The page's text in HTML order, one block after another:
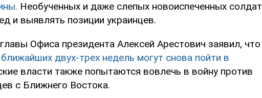
Необученных и даже слепых новоиспеченных солдат
и выявлять позиции украинцев.
Офиса президента Алексей Арестович заявил, что
двух-трех недель могут снова пойти в
власти также попытаются вовлечь в войну против
с Ближнего Востока.